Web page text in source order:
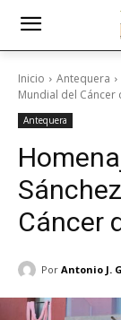
Inicio Antequera
Mundial del Cáncer
Antequera
Cáncer
Por Antonio J.